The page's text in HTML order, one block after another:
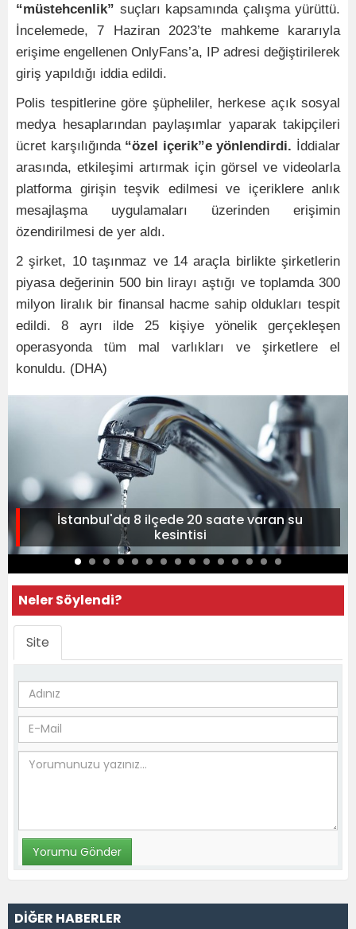
“müstehcenlik” suçları kapsamında çalışma yürüttü.
İncelemede, 7 Haziran 2023’te mahkeme kararıyla
erişime engellenen OnlyFans’a, IP adresi değiştirilerek
giriş yapıldığı iddia edildi.
Polis tespitlerine göre şüpheliler, herkese açık sosyal
medya hesaplarından paylaşımlar yaparak takipçileri
ücret karşılığında “özel içerik”e yönlendirdi. İddialar
arasında, etkileşimi artırmak için görsel ve videolarla
platforma girişin teşvik edilmesi ve içeriklere anlık
mesajlaşma uygulamaları üzerinden erişimin
özendirilmesi de yer aldı.
2 şirket, 10 taşınmaz ve 14 araçla birlikte şirketlerin
piyasa değerinin 500 bin lirayı aştığı ve toplamda 300
milyon liralık bir finansal hacme sahip oldukları tespit
edildi. 8 ayrı ilde 25 kişiye yönelik gerçekleşen
operasyonda tüm mal varlıkları ve şirketlere el
konuldu. (DHA)
İstanbul'da 8 ilçede 20 saate varan su
kesintisi
Neler Söylendi?
Site
DİĞER HABERLER